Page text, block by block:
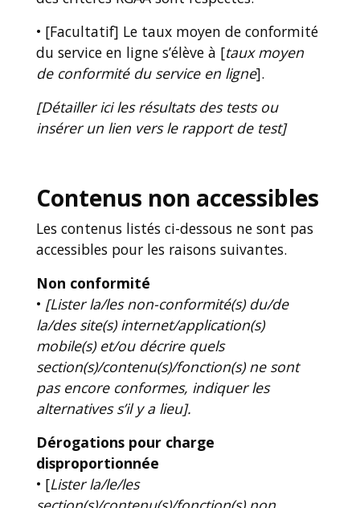
• [Facultatif] Le taux moyen de conformité
du service en ligne s’élève à [taux moyen
de conformité du service en ligne].
[Détailler ici les résultats des tests ou
insérer un lien vers le rapport de test]
Contenus non accessibles
Les contenus listés ci-dessous ne sont pas
accessibles pour les raisons suivantes.
Non conformité
• [Lister la/les non-conformité(s) du/de
la/des site(s) internet/application(s)
mobile(s) et/ou décrire quels
section(s)/contenu(s)/fonction(s) ne sont
pas encore conformes, indiquer les
alternatives s’il y a lieu].
Dérogations pour charge
disproportionnée
• [Lister la/le/les